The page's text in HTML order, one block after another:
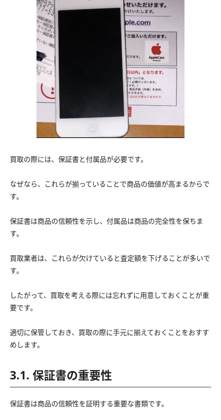
買取の際には、保証書と付属品が必要です。
なぜなら、これらが揃っていることで商品の価値が高まるからで
す。
保証書は商品の信頼性を示し、付属品は商品の完全性を保ちま
す。
買取業者は、これらが欠けていると査定額を下げることが多いで
す。
したがって、買取を考える際には忘れずに用意しておくことが重
要です。
適切に保管しておき、買取の際に手元に揃えておくことをおすす
めします。
3.1. 保証書の重要性
保証書は商品の信頼性を証明する重要な書類です。